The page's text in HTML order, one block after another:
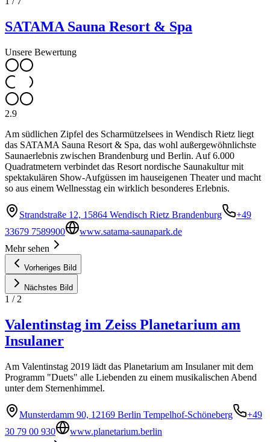
SATAMA Sauna Resort & Spa
Unsere Bewertung
2.9
Am südlichen Zipfel des Scharmützelsees in Wendisch Rietz liegt
das SATAMA Sauna Resort & Spa, das wohl außergewöhnlichste
Saunaerlebnis zwischen Brandenburg und Berlin. Auf 6.000
Quadratmetern verbindet das Resort nordische Saunakultur mit
spektakulären Show-Aufgüssen im hauseigenen Theater und macht
so aus einem Wellnesstag ein wirklich besonderes Erlebnis.
Strandstraße 12, 15864 Wendisch Rietz Brandenburg
+49
33679 7589900
www.satama-saunapark.de
Mehr sehen
Vorheriges Bild
Nächstes Bild
1 / 2
Valentinstag im Zeiss Planetarium am
Insulaner
Am Valentinstag 2019 lädt das Planetarium am Insulaner mit dem
Programm "Duets" alle Liebenden zu einem musikalischen Abend
unter dem Sternenhimmel.
Munsterdamm 90, 12169 Berlin Tempelhof-Schöneberg
+49
30 79 00 930
www.planetarium.berlin